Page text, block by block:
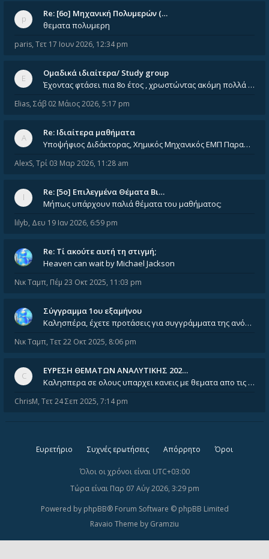
Re: [6o] Mηχανική Πολυμερών (…
θεματα πολυμερη
paris, Τετ 17 Ιουν 2026, 12:34 pm
Ομαδικά ιδιαίτερα/ Study group
Έχοντας φτάσει πια 8ο έτος , χρωστώντας ακόμη πολλά και χωρίς καμία όρεξη ούτε να διαβάσω μόνος μου ούτε να παρακολουθήσ
Elias, Σάβ 02 Μάιος 2026, 5:17 pm
Re: Ιδιαίτερα μαθήματα
Υποψήφιος Διδάκτορας, Χημικός Μηχανικός ΕΜΠ Παραδίδω ιδιαίτερα μαθήματα μέσης και ανώτατης εκπαίδευσης σε θετικές και τε
AlexS, Τρί 03 Μαρ 2026, 11:28 am
Re: [5ο] Επιλεγμένα Θέματα Βι…
Μήπως υπάρχουν παλιά θέματα του μαθήματος;
lilyb, Δευ 19 Ιαν 2026, 6:59 pm
Re: Tί ακούτε αυτή τη στιγμή;
Heaven can wait by Michael Jackson
Νικ Ταμπ, Πέμ 23 Οκτ 2025, 11:03 pm
Σύγγραμμα 1ου εξαμήνου
Καλησπέρα, έχετε προτάσεις για συγγράμματα της ανόργανης χημείας? Είμαι ανάμεσα σε Λιοδάκη, Chung και Atkins
Νικ Ταμπ, Τετ 22 Οκτ 2025, 8:06 pm
ΕΥΡΕΣΗ ΘΕΜΑΤΩΝ ΑΝΑΛΥΤΙΚΗΣ 202…
Καλησπερα σε ολους υπαρχει κανεις με θεματα απο τις εξετασεις του ιουνιου και σεπτεμβρίου για την αναλυτικη χημεια
ChrisM, Τετ 24 Σεπ 2025, 7:14 pm
Ευρετήριο Συχνές ερωτήσεις Απόρρητο Όροι
Όλοι οι χρόνοι είναι UTC+03:00
Τώρα είναι Παρ 07 Αύγ 2026, 3:29 pm
Powered by phpBB® Forum Software © phpBB Limited
Ravaio Theme by Gramziu